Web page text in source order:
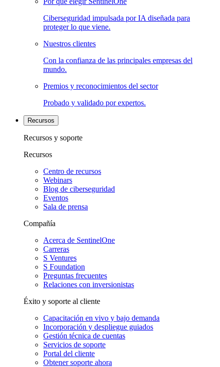
Ciberseguridad impulsada por IA diseñada para
proteger lo que viene.
Nuestros clientes
Con la confianza de las principales empresas del
mundo.
Premios y reconocimientos del sector
Probado y validado por expertos.
Recursos
Recursos y soporte
Recursos
Centro de recursos
Webinars
Blog de ciberseguridad
Eventos
Sala de prensa
Compañía
Acerca de SentinelOne
Carreras
S Ventures
S Foundation
Preguntas frecuentes
Relaciones con inversionistas
Éxito y soporte al cliente
Capacitación en vivo y bajo demanda
Incorporación y despliegue guiados
Gestión técnica de cuentas
Servicios de soporte
Portal del cliente
Obtener soporte ahora